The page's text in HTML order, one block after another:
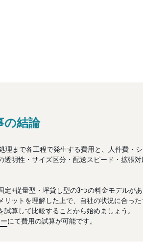
の結論
理まで各工程で発生する費用と、人件費・
明性・サイズ区分・配送スピード・拡張
+従量型・坪貸し型の3つの料金モデルが
ットを理解した上で、自社の状況に合っ
算して比較することから始めましょう。
にて費用の試算が可能です。